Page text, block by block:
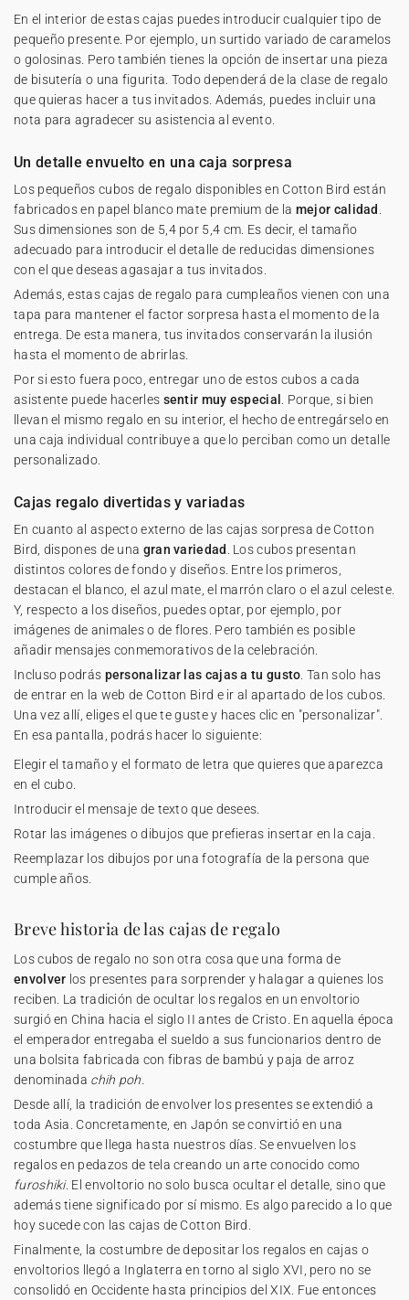
En el interior de estas cajas puedes introducir cualquier tipo de
pequeño presente. Por ejemplo, un surtido variado de caramelos
o golosinas. Pero también tienes la opción de insertar una pieza
de bisutería o una figurita. Todo dependerá de la clase de regalo
que quieras hacer a tus invitados. Además, puedes incluir una
nota para agradecer su asistencia al evento.
Un detalle envuelto en una caja sorpresa
Los pequeños cubos de regalo disponibles en Cotton Bird están
fabricados en papel blanco mate premium de la mejor calidad
Sus dimensiones son de 5,4 por 5,4 cm. Es decir, el tamaño
adecuado para introducir el detalle de reducidas dimensiones
con el que deseas agasajar a tus invitados.
Además, estas cajas de regalo para cumpleaños vienen con una
tapa para mantener el factor sorpresa hasta el momento de la
entrega. De esta manera, tus invitados conservarán la ilusión
hasta el momento de abrirlas.
Por si esto fuera poco, entregar uno de estos cubos a cada
asistente puede hacerles sentir muy especial
. Porque, si bien
llevan el mismo regalo en su interior, el hecho de entregárselo en
una caja individual contribuye a que lo perciban como un detalle
personalizado.
Cajas regalo divertidas y variadas
En cuanto al aspecto externo de las cajas sorpresa de Cotton
Bird, dispones de una gran variedad
. Los cubos presentan
distintos colores de fondo y diseños. Entre los primeros,
destacan el blanco, el azul mate, el marrón claro o el azul celeste.
Y, respecto a los diseños, puedes optar, por ejemplo, por
imágenes de animales o de flores. Pero también es posible
añadir mensajes conmemorativos de la celebración.
Incluso podrás personalizar las cajas a tu gusto . Tan solo has
de entrar en la web de Cotton Bird e ir al apartado de los cubos.
Una vez allí, eliges el que te guste y haces clic en "personalizar".
En esa pantalla, podrás hacer lo siguiente:
Elegir el tamaño y el formato de letra que quieres que aparezca
en el cubo.
Introducir el mensaje de texto que desees.
Rotar las imágenes o dibujos que prefieras insertar en la caja.
Reemplazar los dibujos por una fotografía de la persona que
cumple años.
Breve historia de las cajas de regalo
Los cubos de regalo no son otra cosa que una forma de
envolver los presentes para sorprender y halagar a quienes los
reciben. La tradición de ocultar los regalos en un envoltorio
surgió en China hacia el siglo II antes de Cristo. En aquella época
el emperador entregaba el sueldo a sus funcionarios dentro de
una bolsita fabricada con fibras de bambú y paja de arroz
denominada chih poh
Desde allí, la tradición de envolver los presentes se extendió a
toda Asia. Concretamente, en Japón se convirtió en una
costumbre que llega hasta nuestros días. Se envuelven los
regalos en pedazos de tela creando un arte conocido como
furoshiki. El envoltorio no solo busca ocultar el detalle, sino que
además tiene significado por sí mismo. Es algo parecido a lo que
hoy sucede con las cajas de Cotton Bird.
Finalmente, la costumbre de depositar los regalos en cajas o
envoltorios llegó a Inglaterra en torno al siglo XVI, pero no se
consolidó en Occidente hasta principios del XIX. Fue entonces